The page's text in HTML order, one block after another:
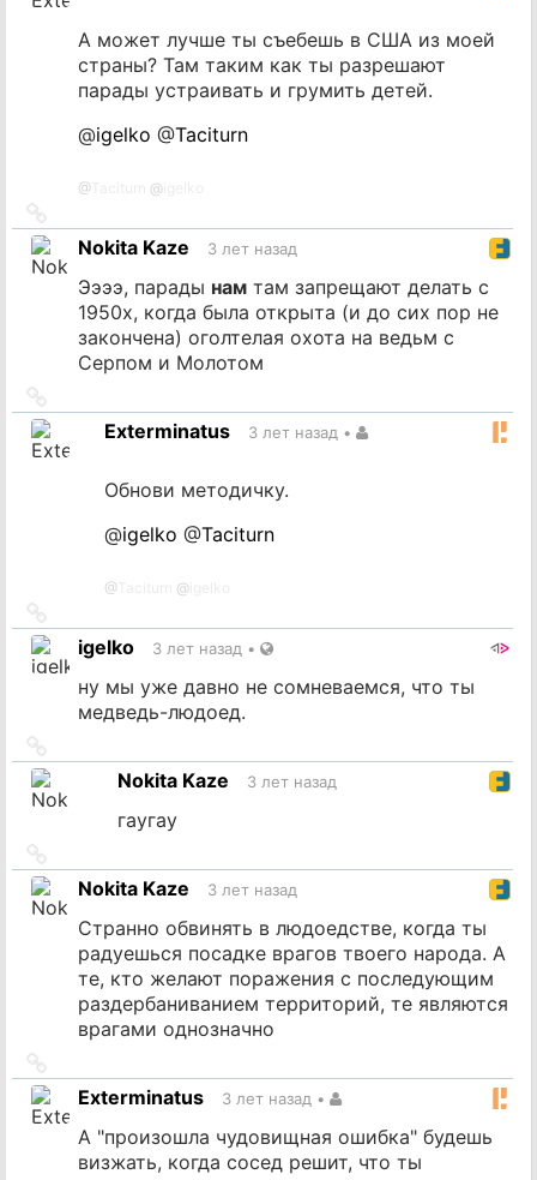
А может лучше ты съебешь в США из моей
страны? Там таким как ты разрешают
парады устраивать и грумить детей.
@igelko @Taciturn
@ @
на
источник
Nokita Kaze 3 лет назад
Ээээ, парады нам там запрещают делать с
1950х, когда была открыта (и до сих пор не
закончена) оголтелая охота на ведьм с
Серпом и Молотом
на
источникExterminatus 3 лет назад •
Обнови методичку.
@igelko @Taciturn
@ @
на
источник
igelko 3 лет назад •
ну мы уже давно не сомневаемся, что ты
медведь-людоед.
на
источникNokita Kaze 3 лет назад
гаугау
на
источник
Nokita Kaze 3 лет назад
Странно обвинять в людоедстве, когда ты
радуешься посадке врагов твоего народа. А
те, кто желают поражения с последующим
раздербаниванием территорий, те являются
врагами однозначно
на
источник
Exterminatus 3 лет назад •
А "произошла чудовищная ошибка" будешь
визжать, когда сосед решит, что ты